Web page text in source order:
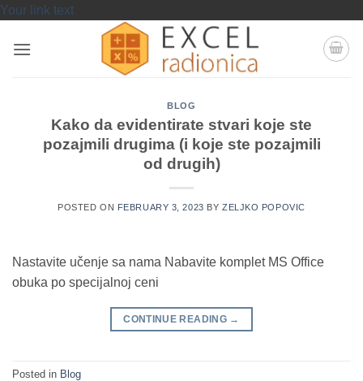
Your link textSkip
content
BLOG
Kako da evidentirate stvari koje ste
pozajmili drugima (i koje ste pozajmili
od drugih)
POSTED ON FEBRUARY 3, 2023 BY ZELJKO POPOVIC
Nastavite učenje sa nama Nabavite komplet MS Office
obuka po specijalnoj ceni
CONTINUE READING →
Posted in Blog